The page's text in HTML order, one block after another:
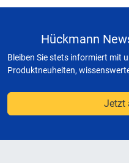
Hückmann
Bleiben Sie stets informiert mit
Produktneuheiten,
Jetzt